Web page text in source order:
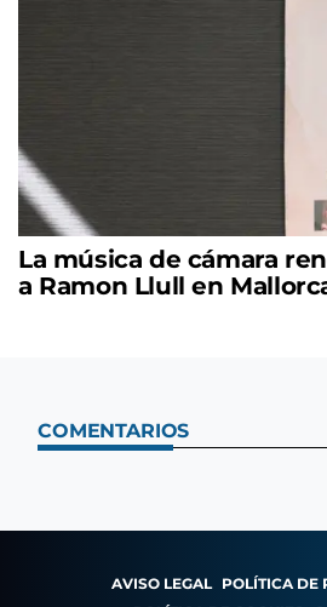
La música de cámara
a Ramon Llull en
COMENTARIOS
AVISO LEGAL POLÍTICA DE